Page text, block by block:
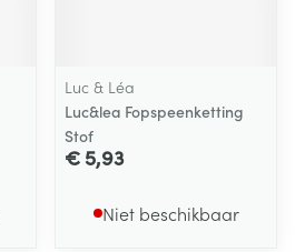
Luc & Léa
Luc&lea Fopspeenketting
Stof
€ 5,93
Niet beschikbaar